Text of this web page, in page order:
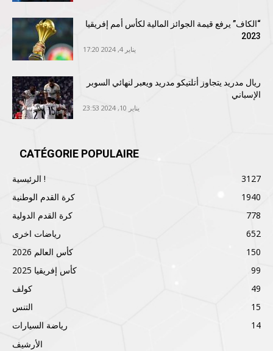
“الكاف” يرفع قيمة الجوائز المالية لكأس أمم إفريقيا
2023
يناير 4, 2024 17:20
ريال مدريد يتجاوز أتلتيكو مدريد ويعبر لنهائي السوبر
الإسباني
يناير 10, 2024 23:53
CATÉGORIE POPULAIRE
الرئيسية !
3127
كرة القدم الوطنية
1940
كرة القدم الدولية
778
رياضات اخرى
652
كأس العالم 2026
150
كأس إفريقيا 2025
99
كولف
49
التنس
15
رياضة السيارات
14
الأرشيف